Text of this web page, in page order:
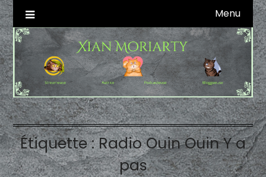
Skip
to
content
Xian Moriarty
Autrice SFFF & Blogueuse & Streameuse Menu
Étiquette :Radio Ouin Ouin Y a
pas